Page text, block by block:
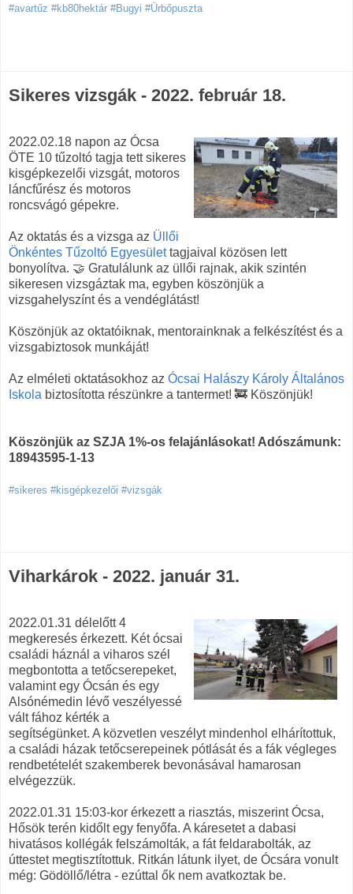
#avartűz #kb80hektár #Bugyi #Ürbőpuszta
Sikeres vizsgák - 2022. február 18.
2022.02.18 napon az Ócsa
ÖTE 10 tűzoltó tagja tett sikeres
kisgépkezelői vizsgát, motoros
láncfűrész és motoros
roncsvágó gépekre.
Az oktatás és a vizsga az Üllői
Önkéntes Tűzoltó Egyesülettagjaival közösen lett
bonyolítva. 🤝 Gratulálunk az üllői rajnak, akik szintén
sikeresen vizsgáztak ma, egyben köszönjük a
vizsgahelyszínt és a vendéglátást!
Köszönjük az oktatóiknak, mentorainknak a felkészítést és a
vizsgabiztosok munkáját!
Az elméleti oktatásokhoz az Ócsai Halászy Károly Általános
Iskola biztosította részünkre a tantermet! 🚒 Köszönjük!
Köszönjük az SZJA 1%-os felajánlásokat! Adószámunk:
18943595-1-13
#sikeres #kisgépkezelői #vizsgák
Viharkárok - 2022. január 31.
2022.01.31 délelőtt 4
megkeresés érkezett. Két ócsai
családi háznál a viharos szél
megbontotta a tetőcserepeket,
valamint egy Ócsán és egy
Alsónémedin lévő veszélyessé
vált fához kérték a
segítségünket. A közvetlen veszélyt mindenhol elhárítottuk,
a családi házak tetőcserepeinek pótlását és a fák végleges
rendbetételét szakemberek bevonásával hamarosan
elvégezzük.
2022.01.31 15:03-kor érkezett a riasztás, miszerint Ócsa,
Hősök terén kidőlt egy fenyőfa. A káresetet a dabasi
hivatásos kollégák felszámolták, a fát feldarabolták, az
úttestet megtisztítottuk. Ritkán látunk ilyet, de Ócsára vonult
még: Gödöllő/létra - ezúttal ők nem avatkoztak be.